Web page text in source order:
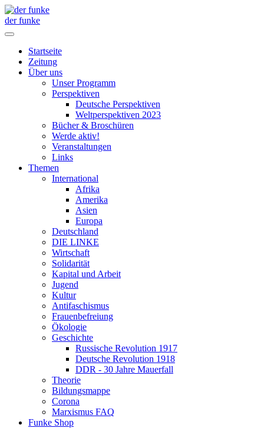
der funke
Startseite
Zeitung
Über uns
Unser Programm
Perspektiven
Deutsche Perspektiven
Weltperspektiven 2023
Bücher & Broschüren
Werde aktiv!
Veranstaltungen
Links
Themen
International
Afrika
Amerika
Asien
Europa
Deutschland
DIE LINKE
Wirtschaft
Solidarität
Kapital und Arbeit
Jugend
Kultur
Antifaschismus
Frauenbefreiung
Ökologie
Geschichte
Russische Revolution 1917
Deutsche Revolution 1918
DDR - 30 Jahre Mauerfall
Theorie
Bildungsmappe
Corona
Marxismus FAQ
Funke Shop